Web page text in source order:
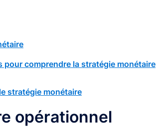
pour comprendre la stratégie monétaire
stratégie monétaire
opérationnel